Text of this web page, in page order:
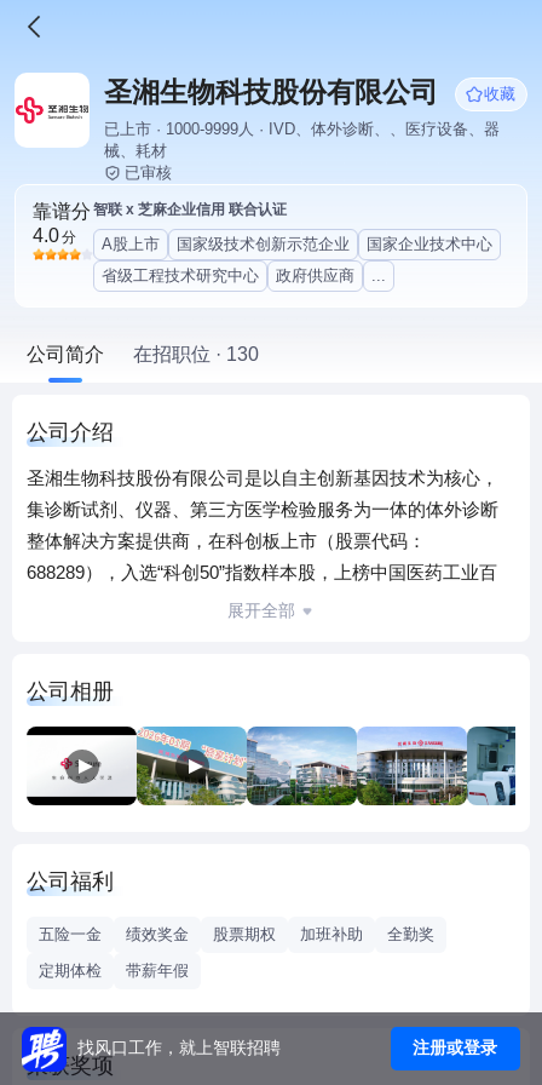
圣湘生物科技股份有限公司
收藏
已上市 · 1000-9999人 · IVD、体外诊断、、医疗设备、器
械、耗材
已审核
靠谱分
4.0分
智联 x 芝麻企业信用 联合认证
A股上市 国家级技术创新示范企业
国家企业技术中心
省级工程技术研究中心
政府供应商 ...
公司简介 在招职位 · 130
公司介绍
圣湘生物科技股份有限公司是以自主创新基因技术为核心，
集诊断试剂、仪器、第三方医学检验服务为一体的体外诊断
整体解决方案提供商，在科创板上市（股票代码：
688289），入选“科创50”指数样本股，上榜中国医药工业百
强、湖南省企业100强。公司致力于成为基因科技普惠者，服
方联合工程研究中心、国家技术创新示范企业、国家级博士
后科研工作站单位、国家知识产权示范企业。
公司总部位于长沙，在上海建设国际化重要枢纽的上海产业
园，在北京、成都等全国主要城市和英国、法国、印尼、菲
领军人才10余名，高层次归国留学人员100余名。秉承为全世
统化“五化”建设为核心，公司自主开发了高精度“磁珠法”、快
速简便“一步法”、通用型“全自动统一样本处理”、“POCT移动
分子诊断”等一系列核心技术，构建了荧光定量PCR、基因芯
片、基因测序、移动分子诊断、生物信息等一系列分子诊断
展开全部
公司相册
公司福利
五险一金 绩效奖金 股票期权 加班补助
全勤奖
定期体检
带薪年假
荣获奖项
找风口工作，就上智联招聘 注册或登录